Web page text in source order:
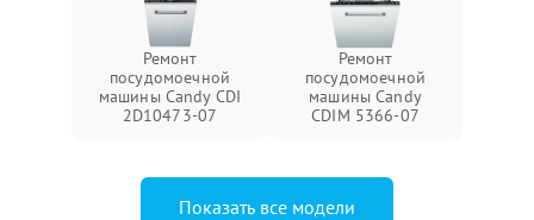
Ремонт
посудомоечной
машины Candy CDI
2D10473-07
Ремонт
посудомоечной
машины Candy
CDIM 5366-07
Показать все модели